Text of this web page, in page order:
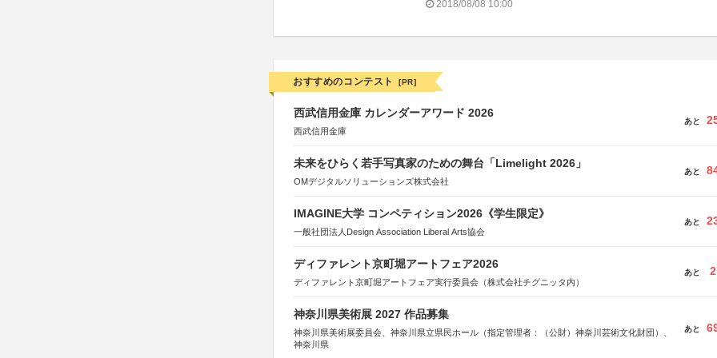
2018/08/08 10:00
おすすめのコンテスト [PR]
西武信用金庫 カレンダーアワード 2026
西武信用金庫
あと
未来をひらく若手写真家のための舞台「Limelight 2026」
OMデジタルソリューションズ株式会社
あと
IMAGINE大学 コンペティション2026《学生限定》
一般社団法人Design Association Liberal Arts協会
あと
ディファレント京町堀アートフェア2026
ディファレント京町堀アートフェア実行委員会（株式会社チグニッタ内）
あと 2
神奈川県美術展 2027 作品募集
神奈川県美術展委員会、神奈川県立県民ホール（指定管理者：（公財）神奈川芸術文化財団）、
神奈川県
あと